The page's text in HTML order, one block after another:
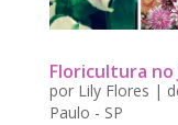
Floricultura no
por Lily Flores |
Paulo - SP